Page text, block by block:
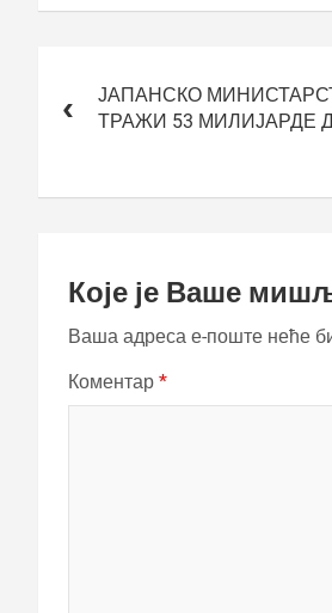
чланкаЈАПАНСКО
ТРАЖИ 53 МИЛИЈАРДЕ
Које је Ваше
Ваша адреса е-поште неће
Коментар *